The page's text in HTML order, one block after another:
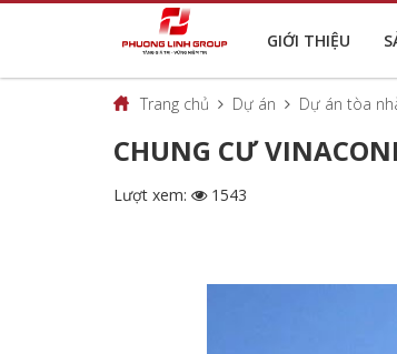
GIỚI THIỆU
Trang chủ Dự án Dự án tòa
CHUNG CƯ
Lượt xem:
1543